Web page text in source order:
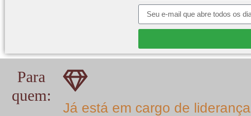
Para
quem:
Já está em cargo de liderança